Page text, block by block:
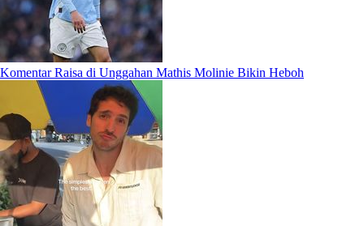
Komentar Raisa di Unggahan Mathis Molinie Bikin Heboh